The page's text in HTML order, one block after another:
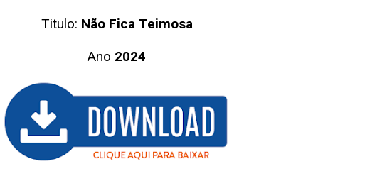
Titulo: Não Fica Teimosa
Ano 2024